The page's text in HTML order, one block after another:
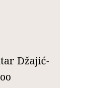
Džajić-